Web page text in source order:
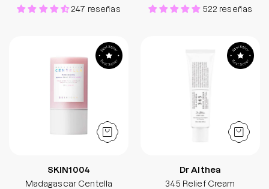
247 reseñas
522 reseñas
Madagascar Centella Poremizing Quick Clay
SKIN1004
Madagascar Centella
345 Relief
Dr Althea
345 Relief Cream